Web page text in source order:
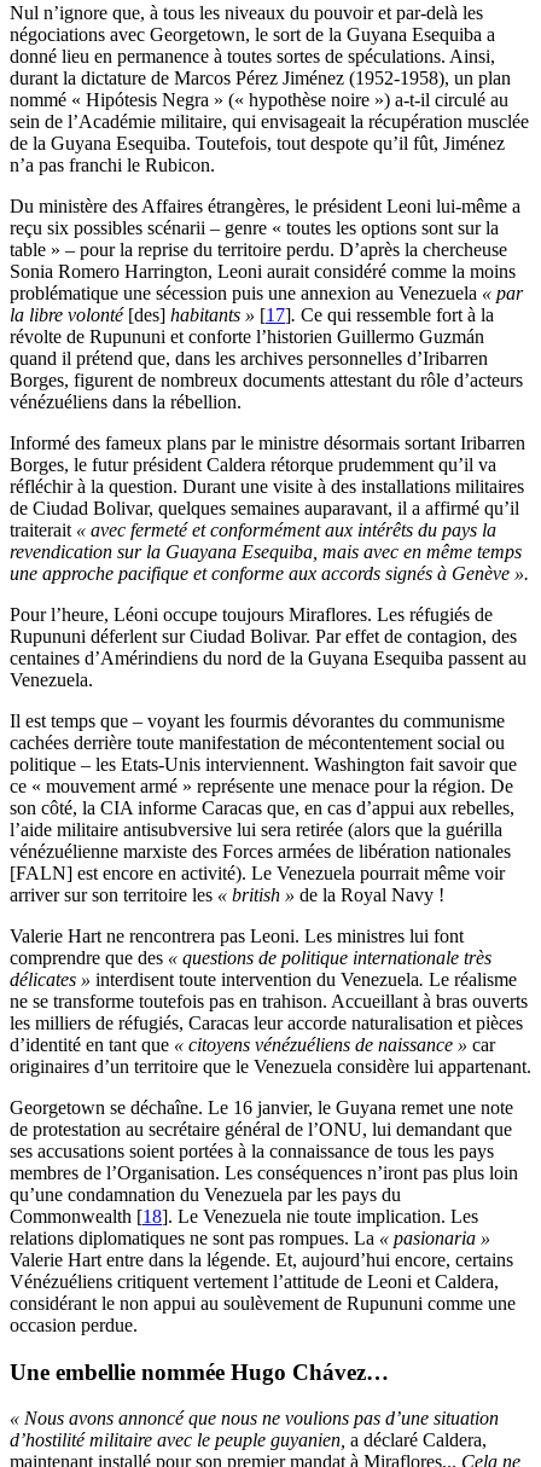
Nul n’ignore que, à tous les niveaux du pouvoir et par-delà les
négociations avec Georgetown, le sort de la Guyana Esequiba a
donné lieu en permanence à toutes sortes de spéculations. Ainsi,
durant la dictature de Marcos Pérez Jiménez (1952-1958), un plan
nommé « Hipótesis Negra » (« hypothèse noire ») a-t-il circulé au
sein de l’Académie militaire, qui envisageait la récupération musclée
de la Guyana Esequiba. Toutefois, tout despote qu’il fût, Jiménez
n’a pas franchi le Rubicon.
Du ministère des Affaires étrangères, le président Leoni lui-même a
reçu six possibles scénarii – genre « toutes les options sont sur la
table » – pour la reprise du territoire perdu. D’après la chercheuse
Sonia Romero Harrington, Leoni aurait considéré comme la moins
problématique une sécession puis une annexion au Venezuela « par
la libre volonté [des] habitants » [17]. Ce qui ressemble fort à la
révolte de Rupununi et conforte l’historien Guillermo Guzmán
quand il prétend que, dans les archives personnelles d’Iribarren
Borges, figurent de nombreux documents attestant du rôle d’acteurs
vénézuéliens dans la rébellion.
Informé des fameux plans par le ministre désormais sortant Iribarren
Borges, le futur président Caldera rétorque prudemment qu’il va
réfléchir à la question. Durant une visite à des installations militaires
de Ciudad Bolivar, quelques semaines auparavant, il a affirmé qu’il
traiterait « avec fermeté et conformément aux intérêts du pays la
revendication sur la Guayana Esequiba, mais avec en même temps
une approche pacifique et conforme aux accords signés à Genève ».
Pour l’heure, Léoni occupe toujours Miraflores. Les réfugiés de
Rupununi déferlent sur Ciudad Bolivar. Par effet de contagion, des
centaines d’Amérindiens du nord de la Guyana Esequiba passent au
Venezuela.
Il est temps que – voyant les fourmis dévorantes du communisme
cachées derrière toute manifestation de mécontentement social ou
politique – les Etats-Unis interviennent. Washington fait savoir que
ce « mouvement armé » représente une menace pour la région. De
son côté, la CIA informe Caracas que, en cas d’appui aux rebelles,
l’aide militaire antisubversive lui sera retirée (alors que la guérilla
vénézuélienne marxiste des Forces armées de libération nationales
[FALN] est encore en activité). Le Venezuela pourrait même voir
arriver sur son territoire les « british » de la Royal Navy !
Valerie Hart ne rencontrera pas Leoni. Les ministres lui font
comprendre que des « questions de politique internationale très
délicates » interdisent toute intervention du Venezuela. Le réalisme
ne se transforme toutefois pas en trahison. Accueillant à bras ouverts
les milliers de réfugiés, Caracas leur accorde naturalisation et pièces
d’identité en tant que « citoyens vénézuéliens de naissance » car
originaires d’un territoire que le Venezuela considère lui appartenant.
Georgetown se déchaîne. Le 16 janvier, le Guyana remet une note
de protestation au secrétaire général de l’ONU, lui demandant que
ses accusations soient portées à la connaissance de tous les pays
membres de l’Organisation. Les conséquences n’iront pas plus loin
qu’une condamnation du Venezuela par les pays du
Commonwealth [18]. Le Venezuela nie toute implication. Les
relations diplomatiques ne sont pas rompues. La « pasionaria »
Valerie Hart entre dans la légende. Et, aujourd’hui encore, certains
Vénézuéliens critiquent vertement l’attitude de Leoni et Caldera,
considérant le non appui au soulèvement de Rupununi comme une
occasion perdue.
Une embellie nommée Hugo Chávez…
« Nous avons annoncé que nous ne voulions pas d’une situation
d’hostilité militaire avec le peuple guyanien, a déclaré Caldera,
maintenant installé pour son premier mandat à Miraflores... Cela ne